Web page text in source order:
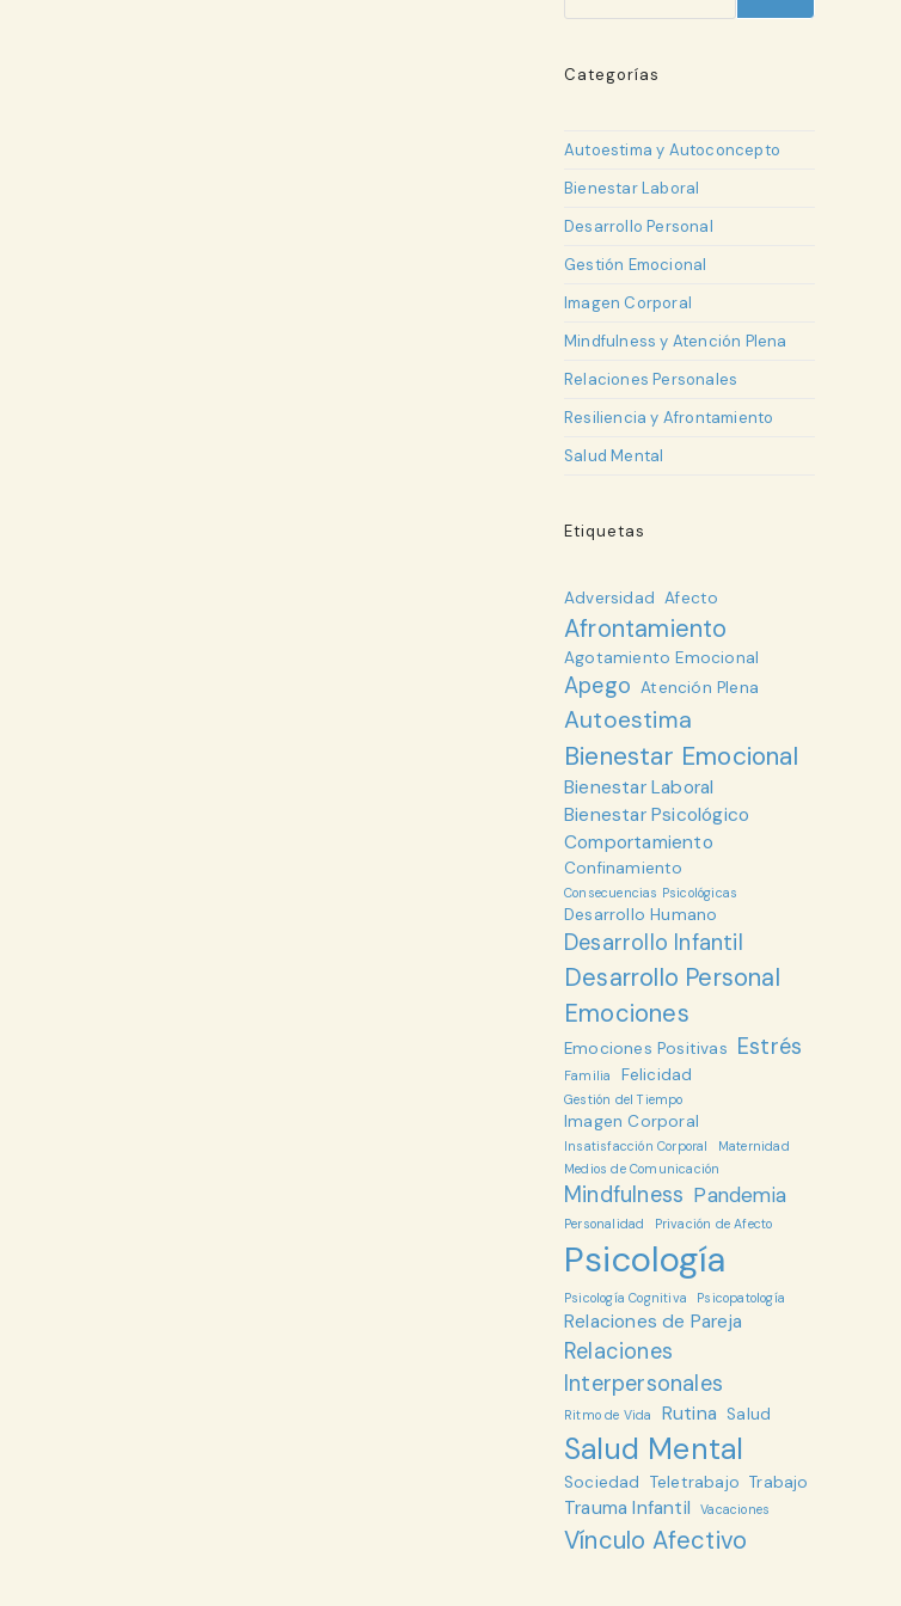
Categorías
Autoestima y Autoconcepto
Bienestar Laboral
Desarrollo Personal
Gestión Emocional
Imagen Corporal
Mindfulness y Atención Plena
Relaciones Personales
Resiliencia y Afrontamiento
Salud Mental
Etiquetas
Adversidad Afecto
Afrontamiento
Agotamiento Emocional
Apego Atención Plena
Autoestima
Bienestar Emocional
Bienestar Laboral
Bienestar Psicológico
Comportamiento
Confinamiento
Consecuencias Psicológicas
Desarrollo Humano
Desarrollo Infantil
Desarrollo Personal
Emociones
Emociones Positivas Estrés
Familia Felicidad
Gestión del Tiempo
Imagen Corporal
Insatisfacción Corporal
Maternidad
Medios de Comunicación
Mindfulness Pandemia
Personalidad Privación de Afecto
Psicología
Psicología Cognitiva Psicopatología
Relaciones de Pareja
Relaciones
Interpersonales
Ritmo de Vida Rutina Salud
Salud Mental
Sociedad Teletrabajo Trabajo
Trauma Infantil Vacaciones
Vínculo Afectivo